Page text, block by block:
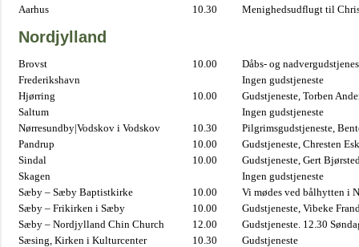
Aarhus
10.30 Menighedsudflugt til
Nordjylland
Brovst 10.00
Dåbs- og
Frederikshavn
Ingen gudstjeneste
Hjørring
10.00
Gudstjeneste, Torben
Saltum
Ingen gudstjeneste
Nørresundby|Vodskov i Vodskov
10.30
Pilgrimsgudstjeneste,
Pandrup
10.00
Gudstjeneste, Chresten
Sindal
10.00
Gudstjeneste, Gert
Skagen
Ingen gudstjeneste
Sæby – Sæby Baptistkirke
10.00
Vi mødes ved bålhytten i
Sæby – Frikirken i Sæby
10.00
Gudstjeneste, Vibeke
Sæby – Nordjylland Chin Church
12.00
Gudstjeneste. 12.30
Sæsing, Kirken i Kulturcenter
10.30 Gudstjeneste